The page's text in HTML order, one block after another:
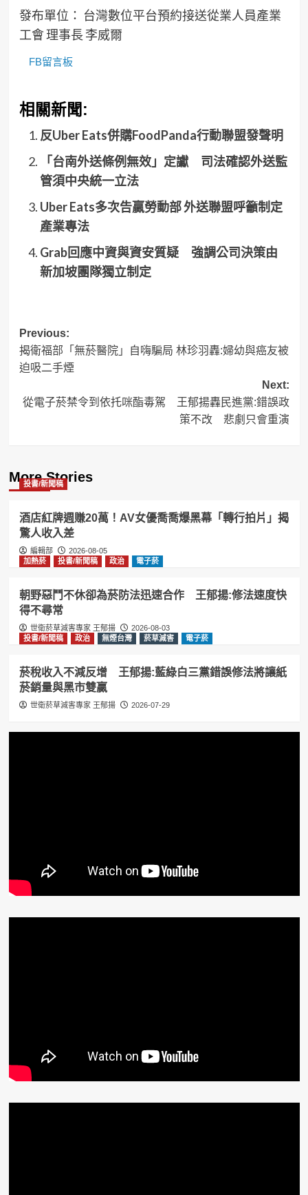
發布單位： 台灣數位平台預約接送從業人員產業
工會 理事長 李威爾
FB留言板
相關新聞:
反Uber Eats併購FoodPanda行動聯盟發聲明
「台南外送條例無效」定讞 司法確認外送監
管須中央統一立法
Uber Eats多次告贏勞動部 外送聯盟呼籲制定
產業專法
Grab回應中資與資安質疑 強調公司決策由
新加坡團隊獨立制定
Post
navigation
Previous:
揭衛福部「無菸醫院」自嗨騙局 林珍羽轟:婦幼與癌友被
迫吸二手煙
Next:
從電子菸禁令到依托咪酯毒駕 王郁揚轟民進黨:錯誤政
策不改 悲劇只會重演
More Stories
投書/新聞稿
酒店紅牌週賺20萬！AV女優喬喬爆黑幕「轉行拍片」揭
驚人收入差
編輯部
2026-08-05
加熱菸
投書/新聞稿 政治 電子菸
朝野惡鬥不休卻為菸防法迅速合作 王郁揚:修法速度快
得不尋常
世衛菸草減害專家 王郁揚
2026-08-03
投書/新聞稿
政治 無煙台灣 菸草減害 電子菸
菸稅收入不減反增 王郁揚:藍綠白三黨錯誤修法將讓紙
菸銷量與黑市雙贏
世衛菸草減害專家 王郁揚 2026-07-29